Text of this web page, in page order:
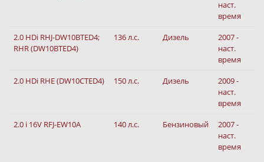
наст.
время
2.0 HDi RHJ-DW10BTED4;
RHR (DW10BTED4)
136 л.с. Дизель
2007 -
наст.
время
2.0 HDi RHE (DW10CTED4)
150 л.с. Дизель
2009 -
наст.
время
2.0 i 16V RFJ-EW10A
140 л.с. Бензиновый
2007 -
наст.
время